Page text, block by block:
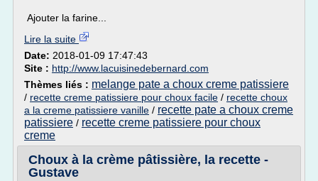
Ajouter la farine...
Lire la suite
Date: 2018-01-09 17:47:43
Site : http://www.lacuisinedebernard.com
Thèmes liés : melange pate a choux creme patissiere
/ recette creme patissiere pour choux facile / recette choux
a la creme patissiere vanille / recette pate a choux creme
patissiere / recette creme patissiere pour choux
creme
Choux à la crème pâtissière, la recette -
Gustave